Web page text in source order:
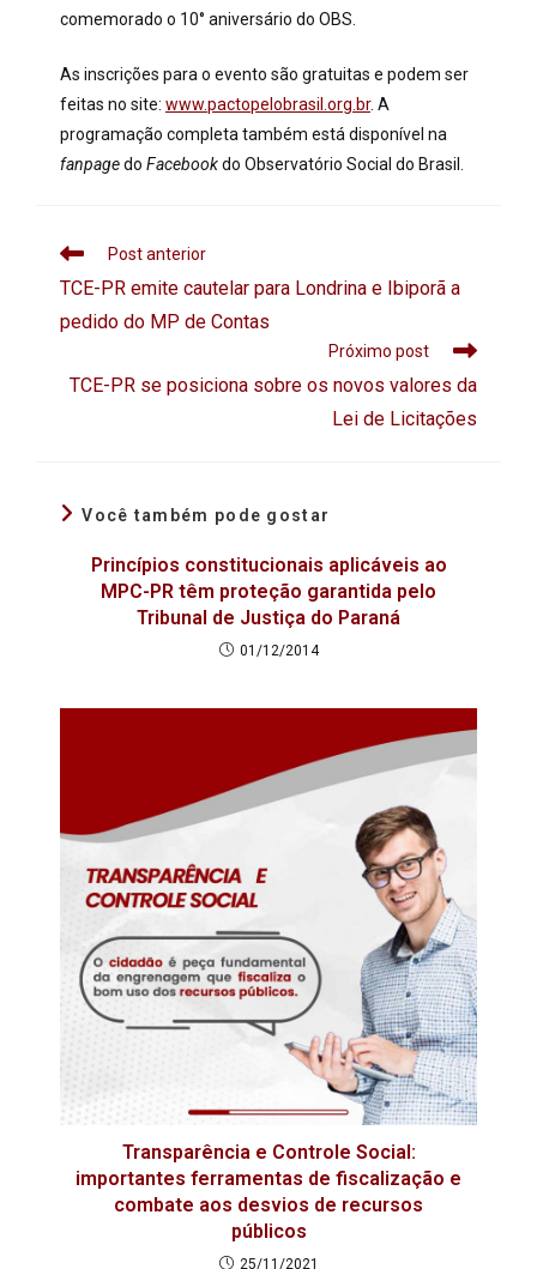
comemorado o 10° aniversário do OBS.
As inscrições para o evento são gratuitas e podem ser
feitas no site: www.pactopelobrasil.org.br. A
programação completa também está disponível na
fanpagedo Facebookdo Observatório Social do Brasil.
Post anterior
TCE-PR emite cautelar para Londrina e Ibiporã a
pedido do MP de Contas
Próximo post
TCE-PR se posiciona sobre os novos valores da
Lei de Licitações
Você também pode gostar
Princípios constitucionais aplicáveis ao
MPC-PR têm proteção garantida pelo
Tribunal de Justiça do Paraná
01/12/2014
Transparência e Controle Social:
importantes ferramentas de fiscalização e
combate aos desvios de recursos
públicos
25/11/2021